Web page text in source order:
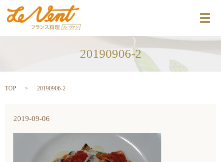
メ
20190906-2
TOP 20190906-2
2019-09-06